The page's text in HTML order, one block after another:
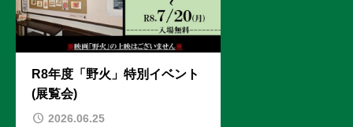
R8年度「野火」特別イベント
(展覧会)
2026.06.25